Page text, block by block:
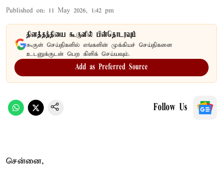
Published on: 11 May 2026, 1:42 pm
தினத்தந்தியை கூகுளில் பின்தொடரவும்
கூகுள் செய்திகளில் எங்களின் முக்கியச் செய்திகளை
உடனுக்குடன் பெற கிளிக் செய்யவும்.
Add as Preferred Source
Follow Us
சென்னை,